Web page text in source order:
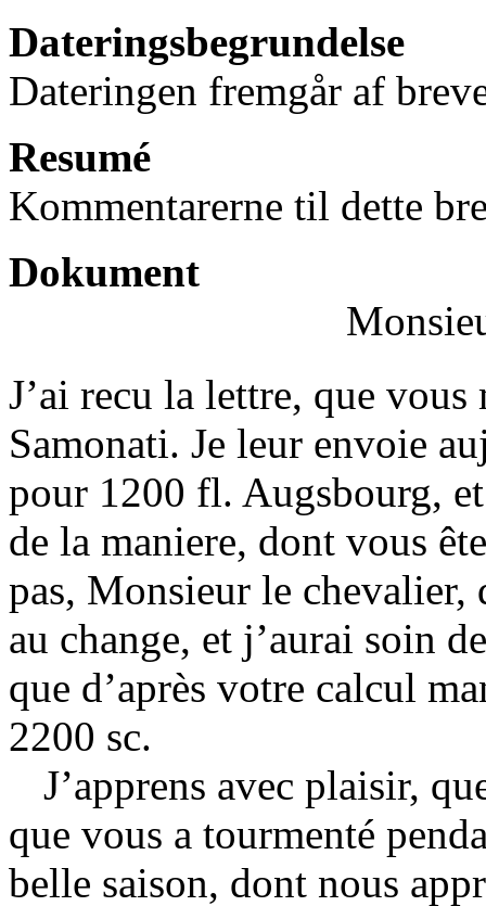
Dateringsbegrundelse
Dateringen fremgår af
Resumé
Kommentarerne til dette
Dokument
J’ai recu la lettre, que vous
Samonati. Je leur envoie
pour 1200 fl. Augsbourg,
de la maniere, dont vous
pas, Monsieur le chevalier,
au change, et j’aurai soin
que d’après votre calcul
2200 sc.
J’apprens avec plaisir,
que vous a tourmenté
belle saison, dont nous